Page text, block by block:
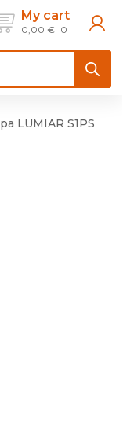
My cart
0,00 € 0
LUMIAR S1PS